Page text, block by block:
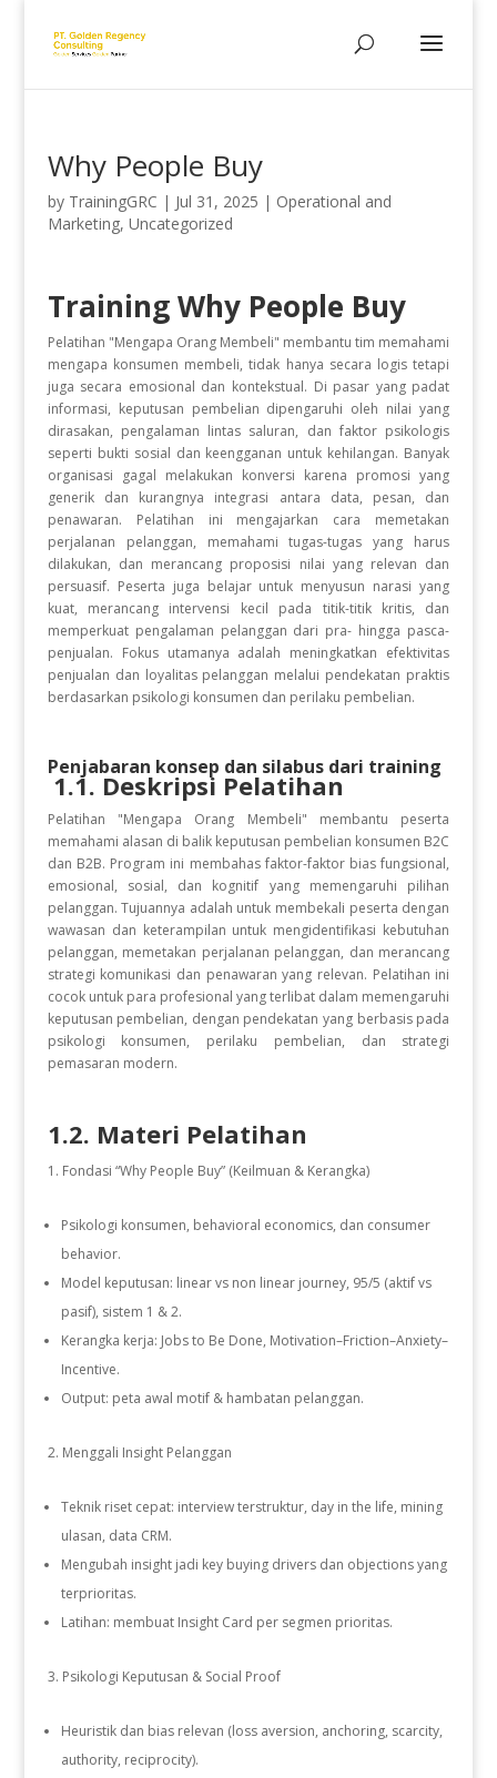
Why People Buy
by TrainingGRC | Jul 31, 2025 | Operational and
Marketing, Uncategorized
Training Why People Buy
Pelatihan "Mengapa Orang Membeli" membantu tim memahami
mengapa konsumen membeli, tidak hanya secara logis tetapi
juga secara emosional dan kontekstual. Di pasar yang padat
informasi, keputusan pembelian dipengaruhi oleh nilai yang
dirasakan, pengalaman lintas saluran, dan faktor psikologis
seperti bukti sosial dan keengganan untuk kehilangan. Banyak
organisasi gagal melakukan konversi karena promosi yang
generik dan kurangnya integrasi antara data, pesan, dan
penawaran. Pelatihan ini mengajarkan cara memetakan
perjalanan pelanggan, memahami tugas-tugas yang harus
dilakukan, dan merancang proposisi nilai yang relevan dan
persuasif. Peserta juga belajar untuk menyusun narasi yang
kuat, merancang intervensi kecil pada titik-titik kritis, dan
memperkuat pengalaman pelanggan dari pra- hingga pasca-
penjualan. Fokus utamanya adalah meningkatkan efektivitas
penjualan dan loyalitas pelanggan melalui pendekatan praktis
berdasarkan psikologi konsumen dan perilaku pembelian.
Penjabaran konsep dan silabus dari training
1.1. Deskripsi Pelatihan
Pelatihan "Mengapa Orang Membeli" membantu peserta
memahami alasan di balik keputusan pembelian konsumen B2C
dan B2B. Program ini membahas faktor-faktor bias fungsional,
emosional, sosial, dan kognitif yang memengaruhi pilihan
pelanggan. Tujuannya adalah untuk membekali peserta dengan
wawasan dan keterampilan untuk mengidentifikasi kebutuhan
pelanggan, memetakan perjalanan pelanggan, dan merancang
strategi komunikasi dan penawaran yang relevan. Pelatihan ini
cocok untuk para profesional yang terlibat dalam memengaruhi
keputusan pembelian, dengan pendekatan yang berbasis pada
psikologi konsumen, perilaku pembelian, dan strategi
pemasaran modern.
1.2. Materi Pelatihan
Fondasi “Why People Buy” (Keilmuan & Kerangka)
Psikologi konsumen, behavioral economics, dan consumer
behavior.
Model keputusan: linear vs non linear journey, 95/5 (aktif vs
pasif), sistem 1 & 2.
Kerangka kerja: Jobs to Be Done, Motivation–Friction–Anxiety–
Incentive.
Output: peta awal motif & hambatan pelanggan.
Menggali Insight Pelanggan
Teknik riset cepat: interview terstruktur, day in the life, mining
ulasan, data CRM.
Mengubah insight jadi key buying drivers dan objections yang
terprioritas.
Latihan: membuat Insight Card per segmen prioritas.
Psikologi Keputusan & Social Proof
Heuristik dan bias relevan (loss aversion, anchoring, scarcity,
authority, reciprocity).